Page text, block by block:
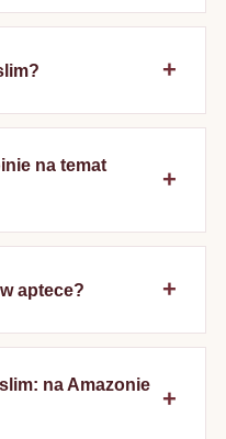
na temat
aptece?
na Amazonie